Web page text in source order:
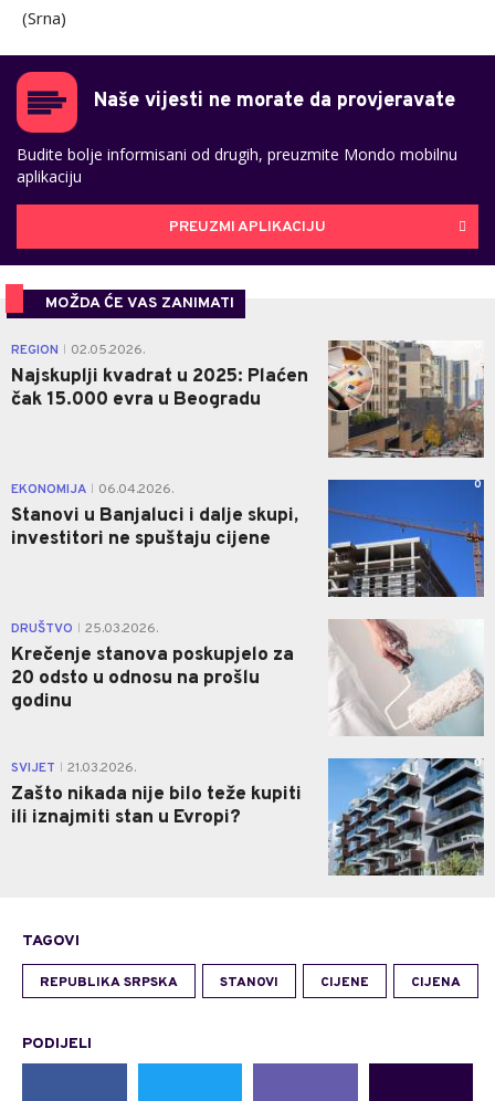
(Srna)
Naše vijesti ne morate da provjeravate
Budite bolje informisani od drugih, preuzmite Mondo mobilnu
aplikaciju
PREUZMI APLIKACIJU
MOŽDA ĆE VAS ZANIMATI
REGION 02.05.2026.
Najskuplji kvadrat u 2025: Plaćen
čak 15.000 evra u Beogradu
EKONOMIJA 06.04.2026.
Stanovi u Banjaluci i dalje skupi,
investitori ne spuštaju cijene
0
DRUŠTVO 25.03.2026.
Krečenje stanova poskupjelo za
20 odsto u odnosu na prošlu
godinu
SVIJET 21.03.2026.
Zašto nikada nije bilo teže kupiti
ili iznajmiti stan u Evropi?
0
TAGOVI
REPUBLIKA SRPSKA STANOVI CIJENE CIJENA
PODIJELI